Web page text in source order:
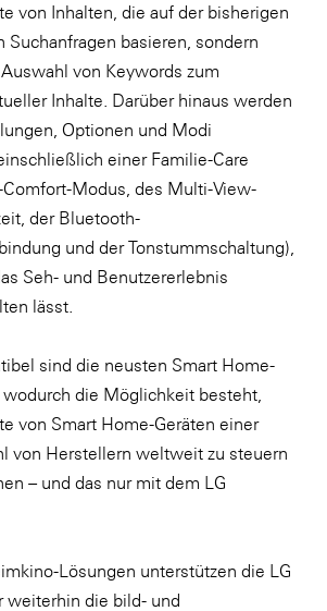
von Inhalten, die auf der bisherigen
Suchanfragen basieren, sondern
von Keywords zum
Inhalte. Darüber hinaus werden
Optionen und Modi
einer Familie-Care
Modus, des Multi-View-
der Bluetooth-
und der Tonstummschaltung),
Seh- und Benutzererlebnis
lässt.
sind die neusten Smart Home-
wodurch die Möglichkeit besteht,
von Smart Home-Geräten einer
von Herstellern weltweit zu steuern
– und das nur mit dem LG
Lösungen unterstützen die LG
weiterhin die bild- und